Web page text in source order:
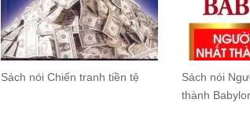
Sách nói Chiến tranh tiền tệ
Sách nói
thành